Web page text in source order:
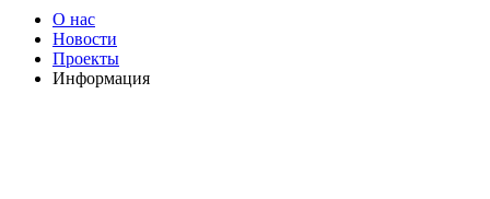
О нас
Новости
Проекты
Информация